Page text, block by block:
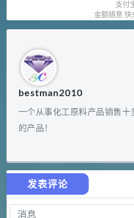
支付
金额随意 快
bestman2010
一个从事化工原料产品销售
的产品！
发表评论